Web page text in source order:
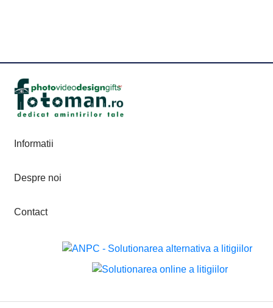
Informatii
Despre noi
Contact